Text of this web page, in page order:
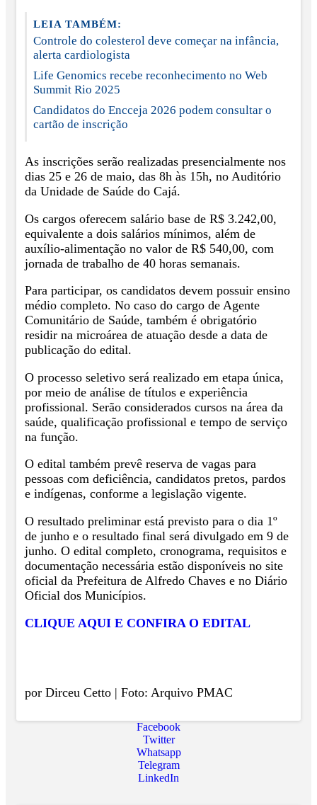
LEIA TAMBÉM:
Controle do colesterol deve começar na infância,
alerta cardiologista
Life Genomics recebe reconhecimento no Web
Summit Rio 2025
Candidatos do Encceja 2026 podem consultar o
cartão de inscrição
As inscrições serão realizadas presencialmente nos
dias 25 e 26 de maio, das 8h às 15h, no Auditório
da Unidade de Saúde do Cajá.
Os cargos oferecem salário base de R$ 3.242,00,
equivalente a dois salários mínimos, além de
auxílio-alimentação no valor de R$ 540,00, com
jornada de trabalho de 40 horas semanais.
Para participar, os candidatos devem possuir ensino
médio completo. No caso do cargo de Agente
Comunitário de Saúde, também é obrigatório
residir na microárea de atuação desde a data de
publicação do edital.
O processo seletivo será realizado em etapa única,
por meio de análise de títulos e experiência
profissional. Serão considerados cursos na área da
saúde, qualificação profissional e tempo de serviço
na função.
O edital também prevê reserva de vagas para
pessoas com deficiência, candidatos pretos, pardos
e indígenas, conforme a legislação vigente.
O resultado preliminar está previsto para o dia 1º
de junho e o resultado final será divulgado em 9 de
junho. O edital completo, cronograma, requisitos e
documentação necessária estão disponíveis no site
oficial da Prefeitura de Alfredo Chaves e no Diário
Oficial dos Municípios.
CLIQUE AQUI E CONFIRA O EDITAL
por Dirceu Cetto | Foto: Arquivo PMAC
Facebook
Twitter
Whatsapp
Telegram
LinkedIn